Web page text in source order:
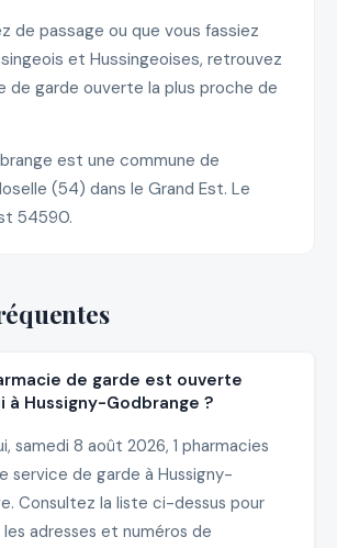
de passage ou que vous fassiez
et Hussingeoises, retrouvez
de garde ouverte la plus proche de
est une commune de
(54) dans le Grand Est. Le
54590.
de garde est ouverte
à Hussigny-Godbrange ?
samedi 8 août 2026, 1 pharmacies
service de garde à Hussigny-
Consultez la liste ci-dessus pour
adresses et numéros de